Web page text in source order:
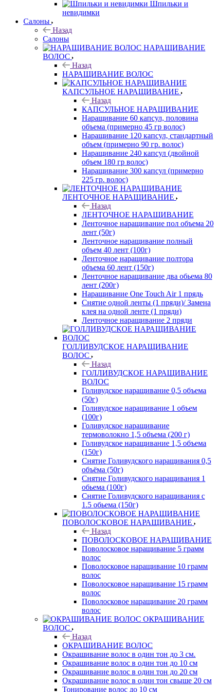
Шпильки и
невидимки
Салоны
Назад
Салоны
НАРАЩИВАНИЕ
ВОЛОС
Назад
НАРАЩИВАНИЕ ВОЛОС
КАПСУЛЬНОЕ НАРАЩИВАНИЕ
Назад
КАПСУЛЬНОЕ НАРАЩИВАНИЕ
Наращивание 60 капсул, половина
объема (примерно 45 гр волос)
Наращивание 120 капсул, стандартный
объем (примерно 90 гр. волос)
Наращивание 240 капсул (двойной
объем 180 гр волос)
Наращивание 300 капсул (примерно
225 гр. волос)
ЛЕНТОЧНОЕ НАРАЩИВАНИЕ
Назад
ЛЕНТОЧНОЕ НАРАЩИВАНИЕ
Ленточное наращивание пол объема 20
лент (50г)
Ленточное наращивание полный
объем 40 лент (100г)
Ленточное наращивание полтора
объема 60 лент (150г)
Ленточное наращивание два обьема 80
лент (200г)
Наращивание One Touch Air 1 прядь
Снятие одной ленты (1 пряди)/ Замена
клея на одной ленте (1 пряди)
Ленточное наращивание 2 пряди
ГОЛЛИВУДСКОЕ НАРАЩИВАНИЕ
ВОЛОС
Назад
ГОЛЛИВУДСКОЕ НАРАЩИВАНИЕ
ВОЛОС
Голивудское наращивание 0,5 объема
(50г)
Голивудское наращивание 1 объем
(100г)
Голивудское наращивание
термоволокно 1,5 объема (200 г)
Голивудское наращивание 1,5 объема
(150г)
Снятие Голивудского наращивания 0,5
объёма (50г)
Снятие Голивудского наращивания 1
обьема (100г)
Снятие Голивудского наращивания с
1.5 обьема (150г)
ПОВОЛОСКОВОЕ НАРАЩИВАНИЕ
Назад
ПОВОЛОСКОВОЕ НАРАЩИВАНИЕ
Поволосковое наращивание 5 грамм
волос
Поволосковое наращивание 10 грамм
волос
Поволосковое наращивание 15 грамм
волос
Поволосковое наращивание 20 грамм
волос
ОКРАШИВАНИЕ
ВОЛОС
Назад
ОКРАШИВАНИЕ ВОЛОС
Окрашивание волос в один тон до 3 см.
Окрашивание волос в один тон до 10 см
Окрашивание волос в один тон до 20 см
Окрашивание волос в один тон свыше 20 см
Тонирование волос до 10 см